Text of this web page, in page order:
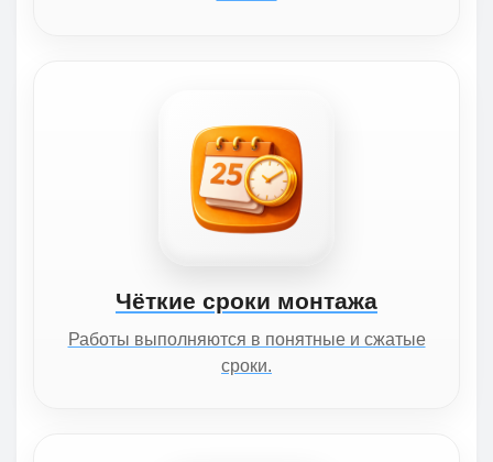
Чёткие сроки монтажа
Работы выполняются в понятные и сжатые
сроки.